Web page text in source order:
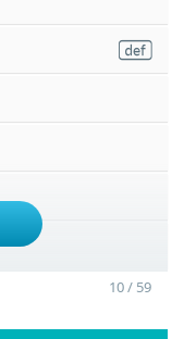
10 / 59